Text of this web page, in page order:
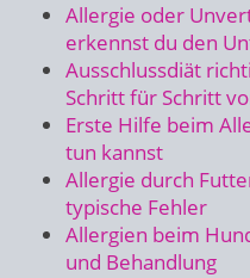
Allergie oder
erkennst du den
Ausschlussdiät
Schritt für Schritt
Erste Hilfe beim
tun kannst
Allergie durch
typische Fehler
Allergien beim
und Behandlung